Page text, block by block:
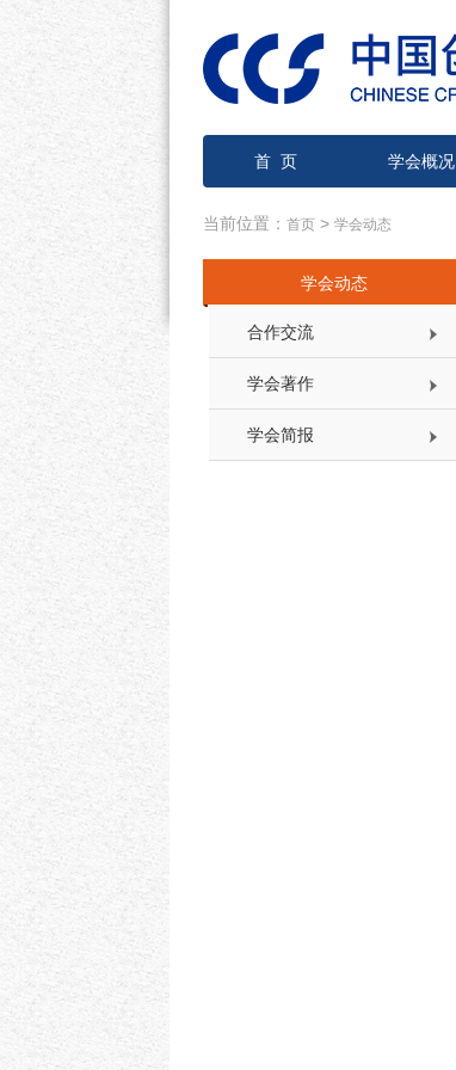
首 页 学会概况
当前位置： 首页 > 学会动态
学会动态
合作交流
学会著作
学会简报